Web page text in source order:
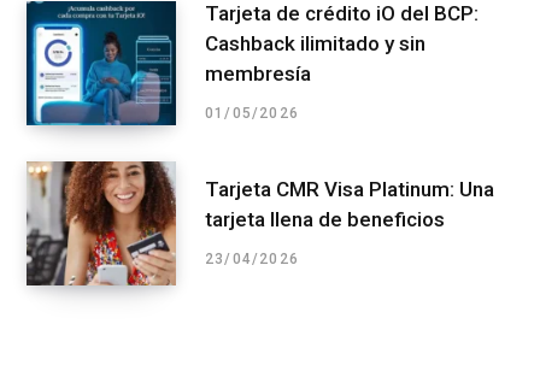
Tarjeta de crédito iO del BCP:
Cashback ilimitado y sin
membresía
01/05/2026
Tarjeta CMR Visa Platinum: Una
tarjeta llena de beneficios
23/04/2026